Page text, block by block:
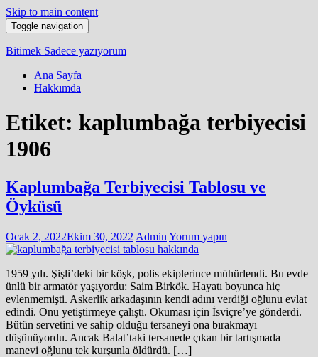
Skip to main content
Toggle navigation
Bitimek Sadece yazıyorum
Ana Sayfa
Hakkımda
Etiket: kaplumbağa terbiyecisi
1906
Kaplumbağa Terbiyecisi Tablosu ve
Öyküsü
Ocak 2, 2022Ekim 30, 2022 Admin Yorum yapın
1959 yılı. Şişli’deki bir köşk, polis ekiplerince mühürlendi. Bu evde
ünlü bir armatör yaşıyordu: Saim Birkök. Hayatı boyunca hiç
evlenmemişti. Askerlik arkadaşının kendi adını verdiği oğlunu evlat
edindi. Onu yetiştirmeye çalıştı. Okuması için İsviçre’ye gönderdi.
Bütün servetini ve sahip olduğu tersaneyi ona bırakmayı
düşünüyordu. Ancak Balat’taki tersanede çıkan bir tartışmada
manevi oğlunu tek kurşunla öldürdü. […]